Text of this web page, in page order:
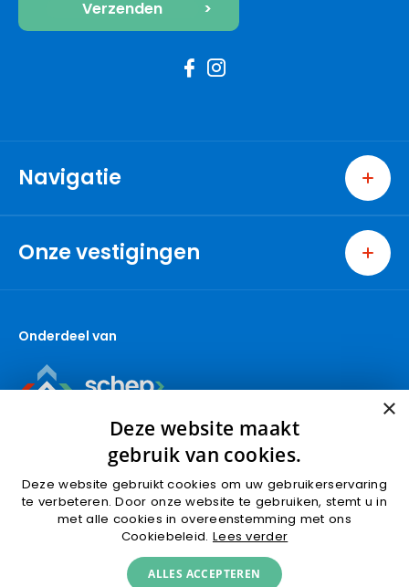
Navigatie
Home
Bedrijven
Nieuwbouw
Contact
Makelaar Pijnacker
Makelaar Nootdorp
Makelaar Delft
Onze vestigingen
Pijnacker
Berkel en Rodenrijs
Den Haag
Capelle aan den IJssel
Gouda (wonen)
Gouda (bedrijven)
Krimpen aan den IJssel
Rotterdam
Ridderkerk
Onderdeel van
Algemene voorwaarden
Privacyverklaring
© 2026 Ruseler & Van Herk Makelaars
×
Deze website maakt
gebruik van cookies.
Deze website gebruikt cookies om uw gebruikerservaring
te verbeteren. Door onze website te gebruiken, stemt u in
met alle cookies in overeenstemming met ons
Cookiebeleid. Lees verder
ALLES ACCEPTEREN